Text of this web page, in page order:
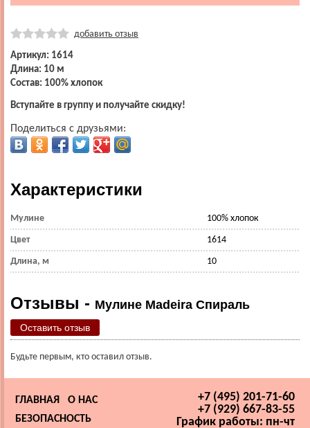
добавить отзыв
Артикул: 1614
Длина: 10 м
Состав: 100% хлопок
Вступайте в группу и получайте скидку!
Поделиться с друзьями:
Характеристики
Мулине 100% хлопок
Цвет 1614
Длина, м 10
Отзывы - Мулине Madeira Спираль
Оставить отзыв
Будьте первым, кто оставил отзыв.
+7 (495) 201-71-60
+7 (929) 667-83-55
График работы: пн-чт
ГЛАВНАЯ
О НАС
БЕЗОПАСНОСТЬ